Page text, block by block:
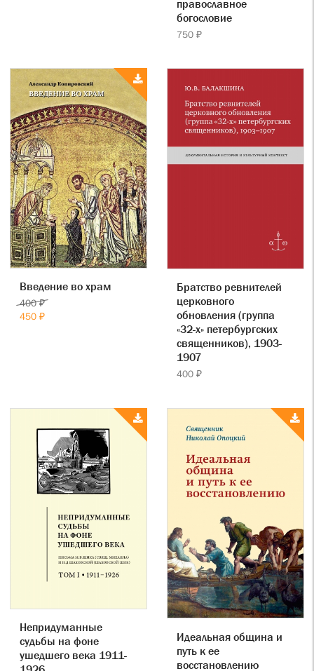
православное
богословие
750 ₽
Введение во храм
400 ₽
450 ₽
Братство ревнителей
церковного
обновления (группа
«32-х» петербургских
священников), 1903-
1907
400 ₽
Непридуманные
судьбы на фоне
ушедшего века 1911-
Идеальная община и
путь к ее
восстановлению